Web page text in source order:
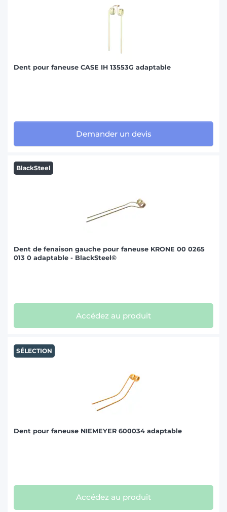
Dent pour faneuse CASE IH 13553G adaptable
Demander un devis
BlackSteel
Dent de fenaison gauche pour faneuse KRONE 00 0265
013 0 adaptable - BlackSteel©
Accédez au produit
SÉLECTION
Dent pour faneuse NIEMEYER 600034 adaptable
Accédez au produit